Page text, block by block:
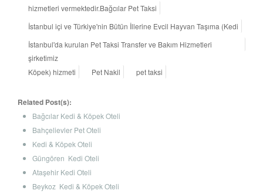
hizmetleri vermektedir.Bağcılar Pet Taksi
İstanbul içi ve Türkiye'nin Bütün İllerine Evcil Hayvan Taşıma (Kedi
İstanbul'da kurulan Pet Taksi Transfer ve Bakım Hizmetleri
şirketimiz
Köpek) hizmeti
Pet Nakil pet taksi
Related Post(s):
Bağcılar Kedi & Köpek Oteli
Bahçelievler Pet Oteli
Kedi & Köpek Oteli
Güngören Kedi Oteli
Ataşehir Kedi Oteli
Beykoz Kedi & Köpek Oteli